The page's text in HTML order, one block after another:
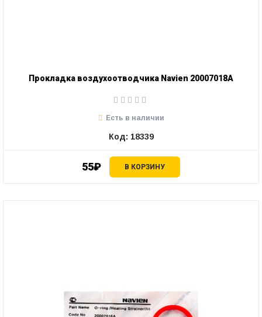
Прокладка воздухоотводчика Navien 20007018А
55₽ В КОРЗИНУ
Есть в наличии
Код: 18339